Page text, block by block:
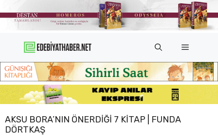
atla
Menü
AKSU BORA’NIN ÖNERDIĞI 7 KITAP | FUNDA
DÖRTKAŞ